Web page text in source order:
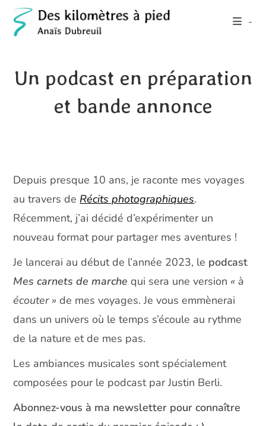
Skip
content
-
Un podcast en préparation
et bande annonce
Depuis presque 10 ans, je raconte mes voyages
au travers de Récits photographiques.
Récemment, j’ai décidé d’expérimenter un
nouveau format pour partager mes aventures !
Je lancerai au début de l’année 2023, le podcast
Mes carnets de marche qui sera une version « à
écouter » de mes voyages. Je vous emmènerai
dans un univers où le temps s’écoule au rythme
de la nature et de mes pas.
Les ambiances musicales sont spécialement
composées pour le podcast par Justin Berli.
Abonnez-vous à ma newsletter pour connaître